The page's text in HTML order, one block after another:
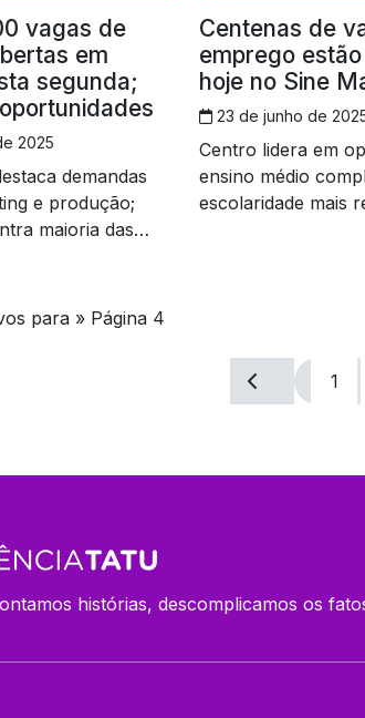
vagas de
em
segunda;
2025
demandas
e produção;
maioria das
Centenas de
emprego
hoje no Sine
23 de junho de
Centro lidera em
ensino médio
escolaridade mais
para » Página 4
1
histórias, descomplicamos os